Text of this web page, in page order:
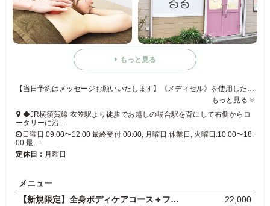
もっと見る
【当日予約はメッセージお願いいたします】《メディセル》を使用した【筋膜リリース】で身体のお悩みを解消◎完全個室のプライベートサロンです。当サロンはわんちゃんの施術も行なっております!!
もっと見る
◆JR横須賀線 衣笠駅より徒歩でお越しの場合駅を背にして右側からロ
ータリーに沿…
日曜日:09:00〜12:00 最終受付 00:00, 月曜日:休業日, 火曜日:10:00〜18:
00 最…
定休日： 月曜日
メニュー
【新規限定】全身ボディケアコース＋フェイシャル(頭…
22,000